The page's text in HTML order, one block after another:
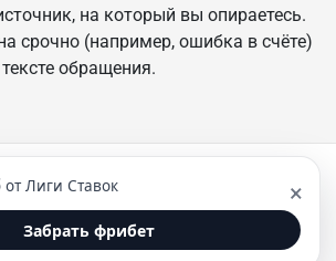
на который вы опираетесь.
срочно (например, ошибка в счёте)
обращения.
С гордостью используем
разработана
WPInterface
×
Лиги Ставок
Забрать фрибет